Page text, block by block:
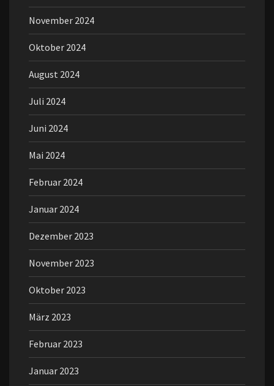
November 2024
Oktober 2024
August 2024
Juli 2024
Juni 2024
Mai 2024
Februar 2024
Januar 2024
Dezember 2023
November 2023
Oktober 2023
März 2023
Februar 2023
Januar 2023